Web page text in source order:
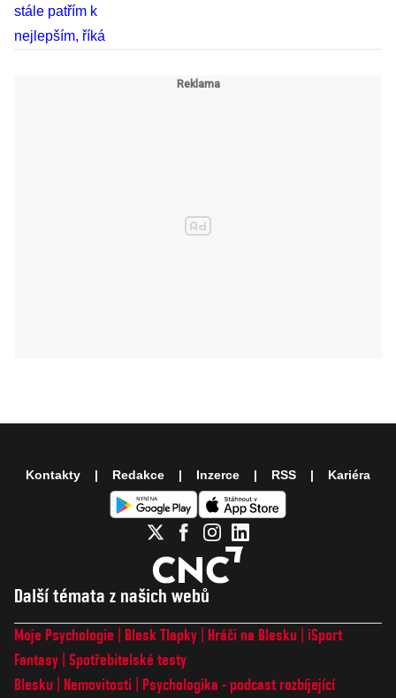
Další témata z našich webů
Moje Psychologie Blesk Tlapky Hráči na Blesku
iSport
Fantasy Spotřebitelské testy
Blesku
Nemovitosti
Psychologika - podcast rozbíjející
Kontakty Redakce Inzerce RSS Kariéra